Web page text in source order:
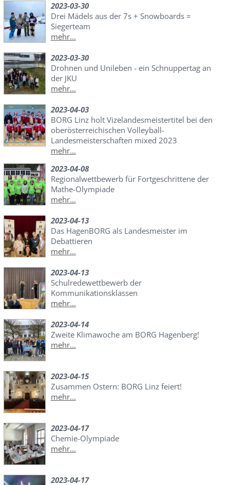
2023-03-30
Drei Mädels aus der 7s + Snowboards =
Siegerteam
mehr...
2023-03-30
Drohnen und Unileben - ein Schnuppertag an
der JKU
mehr...
2023-04-03
BORG Linz holt Vizelandesmeistertitel bei den
oberösterreichischen Volleyball-
Landesmeisterschaften mixed 2023
mehr...
2023-04-08
Regionalwettbewerb für Fortgeschrittene der
Mathe-Olympiade
mehr...
2023-04-13
Das HagenBORG als Landesmeister im
Debattieren
mehr...
2023-04-13
Schulredewettbewerb der
Kommunikationsklassen
mehr...
2023-04-14
Zweite Klimawoche am BORG Hagenberg!
mehr...
2023-04-15
Zusammen Ostern: BORG Linz feiert!
mehr...
2023-04-17
Chemie-Olympiade
mehr...
2023-04-17